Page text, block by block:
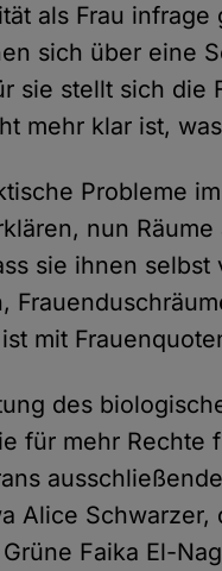
als Frau infrage
sich über eine
sie stellt sich die
mehr klar ist,
Probleme
nun
sie ihnen selbst
mit
des
für mehr Rechte
Alice
Faika El-